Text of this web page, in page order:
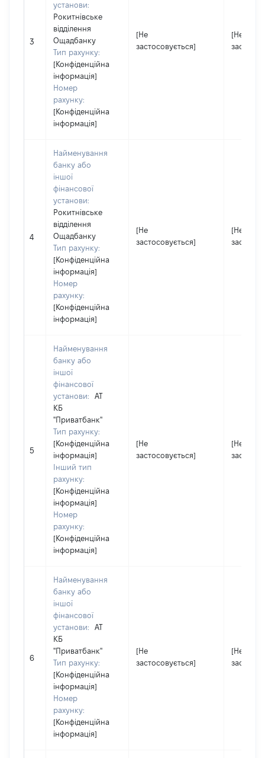
3
установи:
Рокитнівське
відділення
Ощадбанку
Тип рахунку:
[Конфіденційна
інформація]
Номер
рахунку:
[Конфіденційна
інформація]
[Не
застосовується]
[Не
4
Найменування
банку або
іншої
фінансової
установи:
Рокитнівське
відділення
Ощадбанку
Тип рахунку:
[Конфіденційна
інформація]
Номер
рахунку:
[Конфіденційна
інформація]
[Не
застосовується]
[Не
5
Найменування
банку або
іншої
фінансової
установи:
АТ
КБ
"Приватбанк"
Тип рахунку:
[Конфіденційна
інформація]
Інший тип
рахунку:
[Конфіденційна
інформація]
Номер
рахунку:
[Конфіденційна
інформація]
[Не
застосовується]
[Не
6
Найменування
банку або
іншої
фінансової
установи:
АТ
КБ
"Приватбанк"
Тип рахунку:
[Конфіденційна
інформація]
Номер
рахунку:
[Конфіденційна
інформація]
[Не
застосовується]
[Не